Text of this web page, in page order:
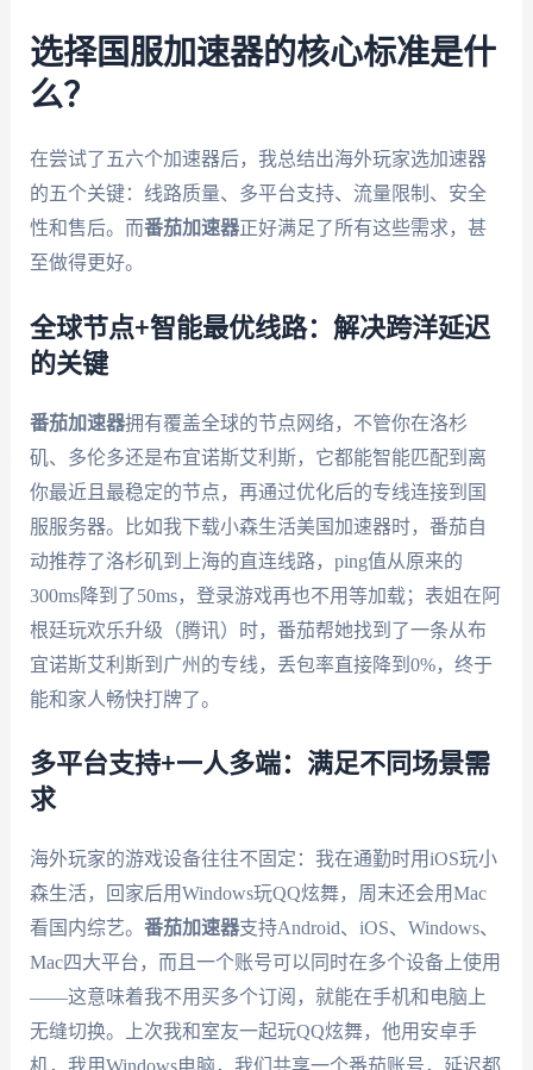
选择国服加速器的核心标准是什
么？
在尝试了五六个加速器后，我总结出海外玩家选加速器
的五个关键：线路质量、多平台支持、流量限制、安全
性和售后。而番茄加速器正好满足了所有这些需求，甚
至做得更好。
全球节点+智能最优线路：解决跨洋延迟
的关键
番茄加速器拥有覆盖全球的节点网络，不管你在洛杉
矶、多伦多还是布宜诺斯艾利斯，它都能智能匹配到离
你最近且最稳定的节点，再通过优化后的专线连接到国
服服务器。比如我下载小森生活美国加速器时，番茄自
动推荐了洛杉矶到上海的直连线路，ping值从原来的
300ms降到了50ms，登录游戏再也不用等加载；表姐在阿
根廷玩欢乐升级（腾讯）时，番茄帮她找到了一条从布
宜诺斯艾利斯到广州的专线，丢包率直接降到0%，终于
能和家人畅快打牌了。
多平台支持+一人多端：满足不同场景需
求
海外玩家的游戏设备往往不固定：我在通勤时用iOS玩小
森生活，回家后用Windows玩QQ炫舞，周末还会用Mac
看国内综艺。 番茄加速器支持Android、iOS、Windows、
Mac四大平台，而且一个账号可以同时在多个设备上使用
——这意味着我不用买多个订阅，就能在手机和电脑上
无缝切换。上次我和室友一起玩QQ炫舞，他用安卓手